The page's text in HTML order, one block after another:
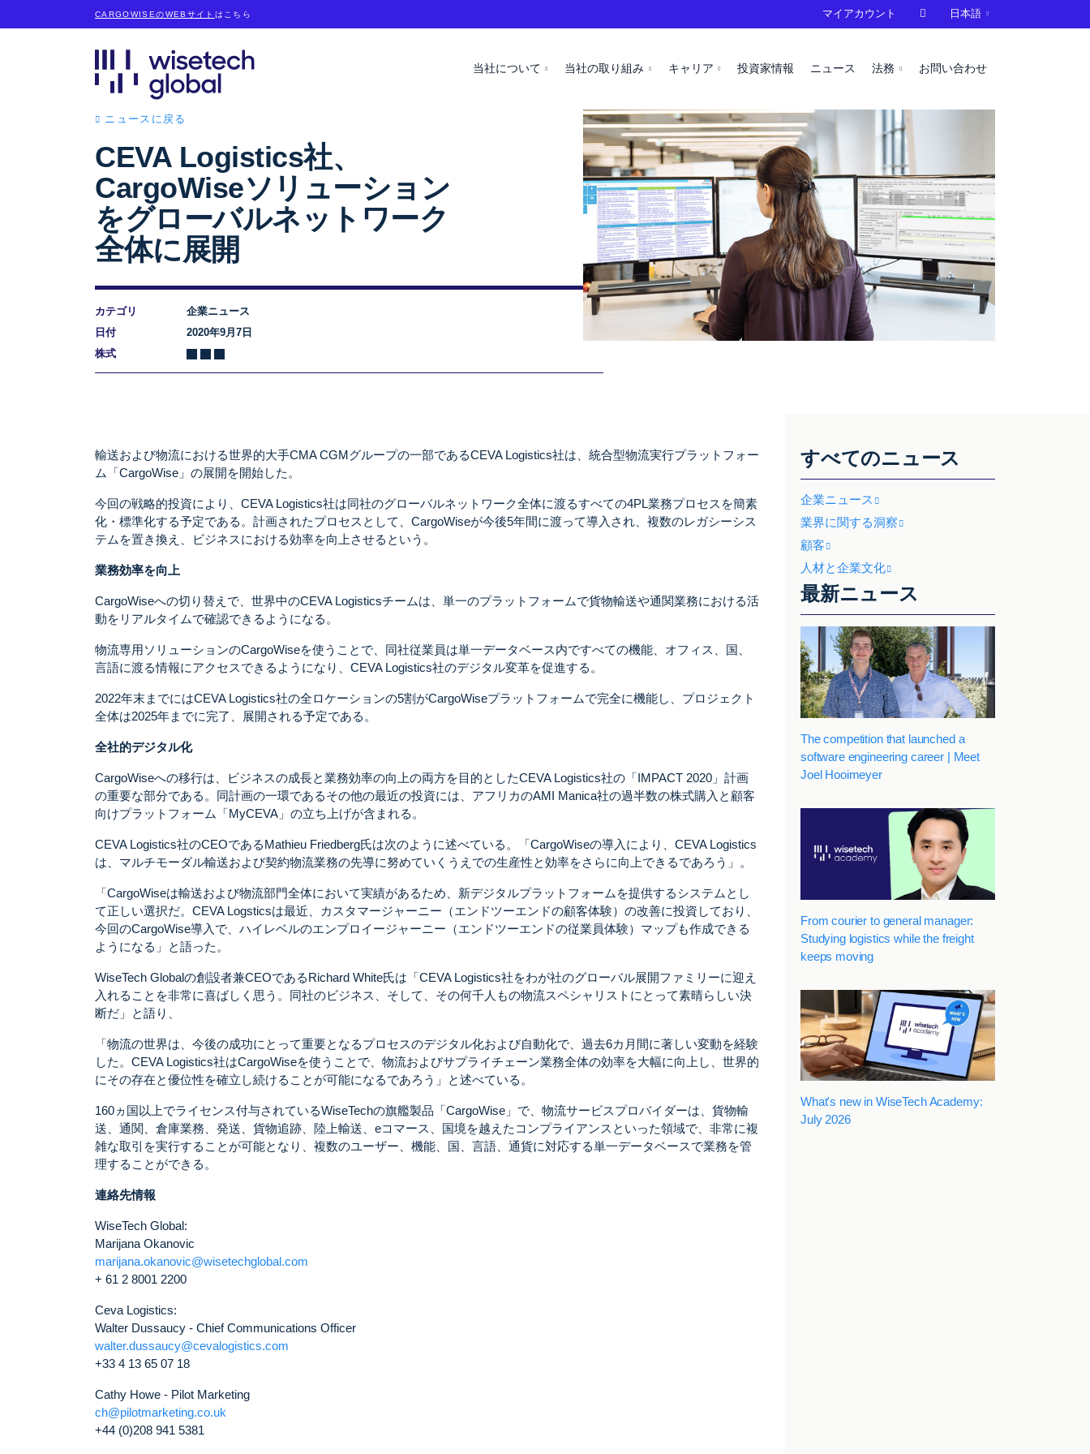
CARGOWISEのWEBサイト はこちら
当社について 当社の取り組み キャリア 投資家情報 ニュース 法務 お問い合わせ
マイアカウント  日本語
ニュースに戻る
CEVA Logistics社、
CargoWiseソリューション
をグローバルネットワーク
全体に展開
カテゴリ
企業ニュース
日付
2020年9月7日
株式
輸送および物流における世界的大手CMA CGMグループの一部であるCEVA Logistics社は、統合型物流実行プラットフォー
ム「CargoWise」の展開を開始した。
今回の戦略的投資により、CEVA Logistics社は同社のグローバルネットワーク全体に渡るすべての4PL業務プロセスを簡素
化・標準化する予定である。計画されたプロセスとして、CargoWiseが今後5年間に渡って導入され、複数のレガシーシス
テムを置き換え、ビジネスにおける効率を向上させるという。
業務効率を向上
CargoWiseへの切り替えで、世界中のCEVA Logisticsチームは、単一のプラットフォームで貨物輸送や通関業務における活
動をリアルタイムで確認できるようになる。
物流専用ソリューションのCargoWiseを使うことで、同社従業員は単一データベース内ですべての機能、オフィス、国、
言語に渡る情報にアクセスできるようになり、CEVA Logistics社のデジタル変革を促進する。
2022年末までにはCEVA Logistics社の全ロケーションの5割がCargoWiseプラットフォームで完全に機能し、プロジェクト
全体は2025年までに完了、展開される予定である。
全社的デジタル化
CargoWiseへの移行は、ビジネスの成長と業務効率の向上の両方を目的としたCEVA Logistics社の「IMPACT 2020」計画
の重要な部分である。同計画の一環であるその他の最近の投資には、アフリカのAMI Manica社の過半数の株式購入と顧客
向けプラットフォーム「MyCEVA」の立ち上げが含まれる。
CEVA Logistics社のCEOであるMathieu Friedberg氏は次のように述べている。「CargoWiseの導入により、CEVA Logistics
は、マルチモーダル輸送および契約物流業務の先導に努めていくうえでの生産性と効率をさらに向上できるであろう」。
「CargoWiseは輸送および物流部門全体において実績があるため、新デジタルプラットフォームを提供するシステムとし
て正しい選択だ。CEVA Logsticsは最近、カスタマージャーニー（エンドツーエンドの顧客体験）の改善に投資しており、
今回のCargoWise導入で、ハイレベルのエンプロイージャーニー（エンドツーエンドの従業員体験）マップも作成できる
ようになる」と語った。
WiseTech Globalの創設者兼CEOであるRichard White氏は「CEVA Logistics社をわが社のグローバル展開ファミリーに迎え
入れることを非常に喜ばしく思う。同社のビジネス、そして、その何千人もの物流スペシャリストにとって素晴らしい決
断だ」と語り、
「物流の世界は、今後の成功にとって重要となるプロセスのデジタル化および自動化で、過去6カ月間に著しい変動を経験
した。CEVA Logistics社はCargoWiseを使うことで、物流およびサプライチェーン業務全体の効率を大幅に向上し、世界的
にその存在と優位性を確立し続けることが可能になるであろう」と述べている。
160ヵ国以上でライセンス付与されているWiseTechの旗艦製品「CargoWise」で、物流サービスプロバイダーは、貨物輸
送、通関、倉庫業務、発送、貨物追跡、陸上輸送、eコマース、国境を越えたコンプライアンスといった領域で、非常に複
雑な取引を実行することが可能となり、複数のユーザー、機能、国、言語、通貨に対応する単一データベースで業務を管
理することができる。
連絡先情報
WiseTech Global:
Marijana Okanovic
marijana.okanovic@wisetechglobal.com
+ 61 2 8001 2200
Ceva Logistics:
Walter Dussaucy - Chief Communications Officer
walter.dussaucy@cevalogistics.com
+33 4 13 65 07 18
Cathy Howe - Pilot Marketing
ch@pilotmarketing.co.uk
+44 (0)208 941 5381
すべてのニュース
企業ニュース
業界に関する洞察
顧客
人材と企業文化
最新ニュース
The competition that launched a
software engineering career | Meet
Joel Hooimeyer
From courier to general manager:
Studying logistics while the freight
keeps moving
What's new in WiseTech Academy:
July 2026